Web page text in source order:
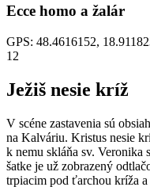
Ecce homo a žalár
GPS: 48.4616152,
12
Ježiš nesie kríž
V scéne zastavenia sú
na Kalváriu. Kristus nesie
k nemu skláňa sv. Veronika
šatke je už zobrazený
trpiacim pod ťarchou kríža